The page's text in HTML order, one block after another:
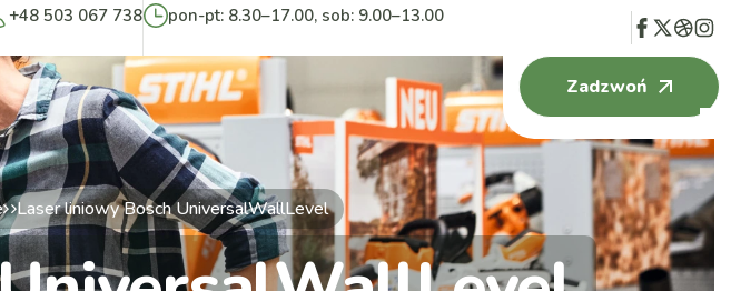
+48 503 067 738 pon-pt: 8.30–17.00, sob: 9.00–13.00
Zadzwoń
Laser liniowy Bosch UniversalWallLevel